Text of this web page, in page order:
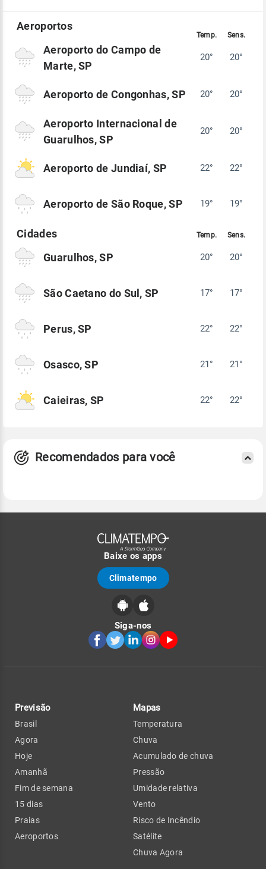
Aeroporto do Campo de
Marte, SP
20° 20°
Aeroporto de Congonhas, SP 20° 20°
Aeroporto Internacional de
Guarulhos, SP
20° 20°
Aeroporto de Jundiaí, SP 22° 22°
Aeroporto de São Roque, SP 19° 19°
Guarulhos, SP 20° 20°
São Caetano do Sul, SP 17° 17°
Perus, SP 22° 22°
Osasco, SP 21° 21°
Caieiras, SP 22° 22°
Recomendados para você
Baixe os apps
Climatempo
Siga-nos
Previsão
Brasil
Agora
Hoje
Amanhã
Fim de semana
15 dias
Praias
Aeroportos
Mapas
Temperatura
Chuva
Acumulado de chuva
Pressão
Umidade relativa
Vento
Risco de Incêndio
Satélite
Chuva Agora